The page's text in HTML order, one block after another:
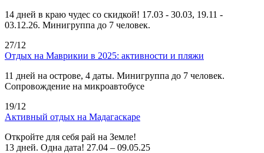
14 дней в краю чудес со скидкой! 17.03 - 30.03, 19.11 -
03.12.26. Минигруппа до 7 человек.
27/12
Отдых на Маврикии в 2025: активности и пляжи
11 дней на острове, 4 даты. Минигруппа до 7 человек.
Сопровождение на микроавтобусе
19/12
Активный отдых на Мадагаскаре
Откройте для себя рай на Земле!
13 дней. Одна дата! 27.04 – 09.05.25